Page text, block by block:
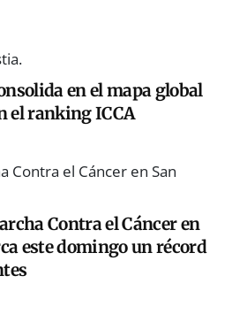
en el mapa global
el ranking ICCA
Contra el Cáncer en
este domingo un récord